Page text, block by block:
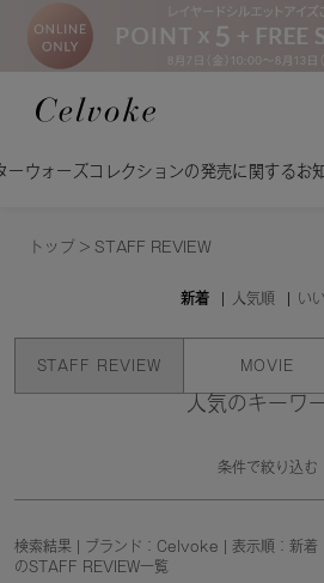
ョンの発売に関するお知らせ
トップ > STAFF REVIEW
新着 人気順 い
STAFF REVIEW MOVIE
人気のキーワ
条件で絞り込む
検索結果 | ブランド：Celvoke | 表示順：新着
のSTAFF REVIEW一覧